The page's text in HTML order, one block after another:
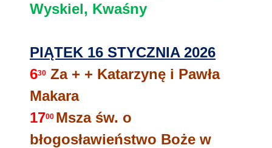
Wyskiel, Kwaśny
PIĄTEK 16 STYCZNIA 2026
630 Za + + Katarzynę i Pawła
Makara
1700 Msza św. o
błogosławieństwo Boże w